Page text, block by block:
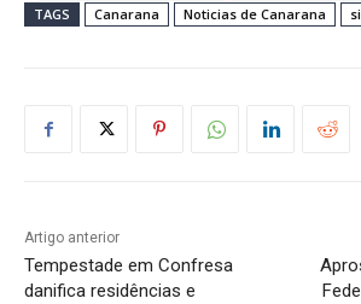
TAGS Canarana Noticias de Canarana
Artigo anterior
Tempestade em Confresa
danifica residências e